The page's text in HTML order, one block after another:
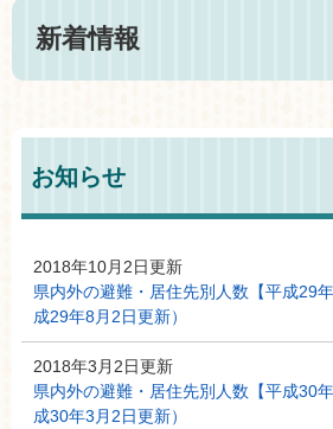
新着情報
お知らせ
2018年10月2日更新
県内外の避難・居住先別人数【平成29
成29年8月2日更新）
2018年3月2日更新
県内外の避難・居住先別人数【平成30
成30年3月2日更新）